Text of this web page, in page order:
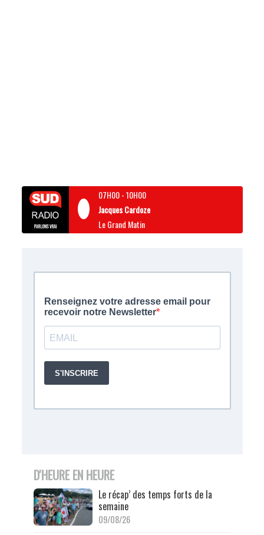
07H00-10H00
Jacques Cardoze
Le Grand Matin
D'HEURE EN HEURE
Le récap’ des temps forts de la
semaine
09/08/26